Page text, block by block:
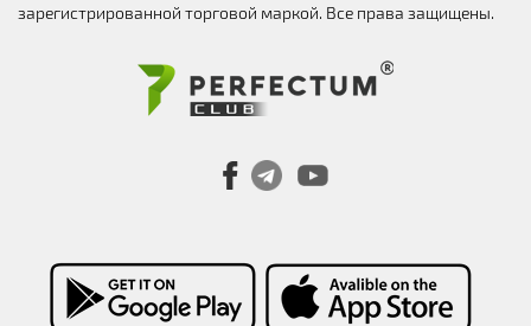
зарегистрированной торговой маркой. Все права защищены.